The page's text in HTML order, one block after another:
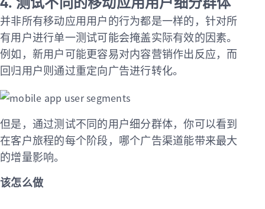
4. 测试不同的移动应用用户细分群体
并非所有移动应用用户的行为都是一样的，针对所
有用户进行单一测试可能会掩盖实际有效的因素。
例如，新用户可能更容易对内容营销作出反应，而
回归用户则通过重定向广告进行转化。
但是，通过测试不同的用户细分群体，你可以看到
在客户旅程的每个阶段，哪个广告渠道能带来最大
的增量影响。
该怎么做